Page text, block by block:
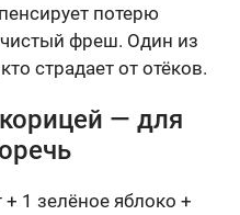
потерю
фреш. Один из
страдает от отёков.
— для
+ 1 зелёное яблоко +